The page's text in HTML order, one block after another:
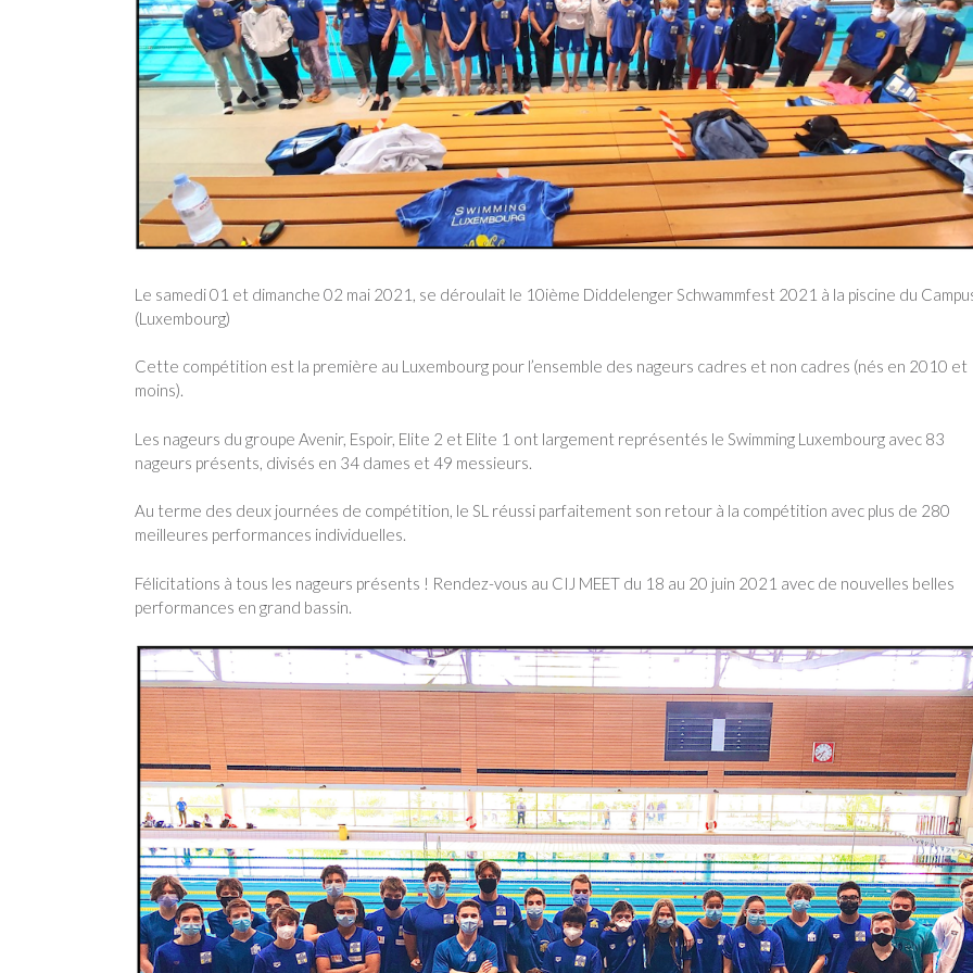
Le samedi 01 et dimanche 02 mai 2021, se déroulait le 10ième Diddelenger Schwammfest 2021 à la piscine du
(Luxembourg)
Cette compétition est la première au Luxembourg pour l’ensemble des nageurs cadres et non cadres (nés en 2010 et
moins).
Les nageurs du groupe Avenir, Espoir, Elite 2 et Elite 1 ont largement représentés le Swimming Luxembourg avec 83
nageurs présents, divisés en 34 dames et 49 messieurs.
Au terme des deux journées de compétition, le SL réussi parfaitement son retour à la compétition avec plus de 280
meilleures performances individuelles.
Félicitations à tous les nageurs présents ! Rendez-vous au CIJ MEET du 18 au 20 juin 2021 avec de nouvelles belles
performances en grand bassin.